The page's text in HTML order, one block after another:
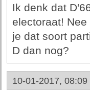
Ik denk dat
electoraat!
je dat soort
D dan nog?
10-01-2017, 08:09